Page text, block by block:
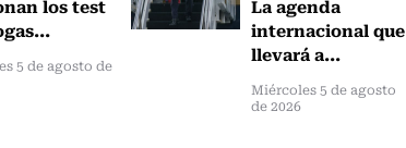
5 de agosto de
internacional que
llevará a...
Miércoles 5 de agosto
de 2026